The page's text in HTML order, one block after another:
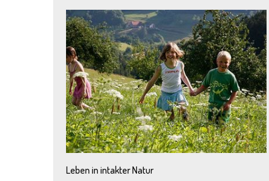
Leben in intakter Natur